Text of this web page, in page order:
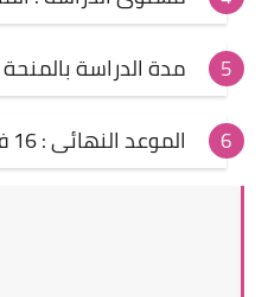
مدة الدراسة
الموعد النهائى : 16 فبراير 2020